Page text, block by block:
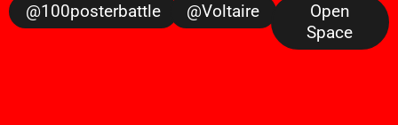
@100posterbattle
@voltaire
Open
Space